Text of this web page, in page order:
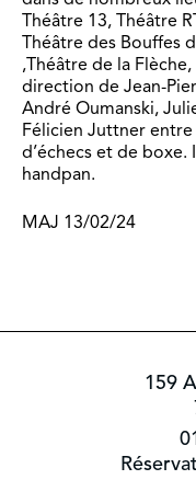
Théâtre 13, Théâtre
Théâtre des Bouffes
,Théâtre de la
direction de Jean-
André Oumanski,
Félicien Juttner
d’échecs et de
handpan.
MAJ 13/02/24
159